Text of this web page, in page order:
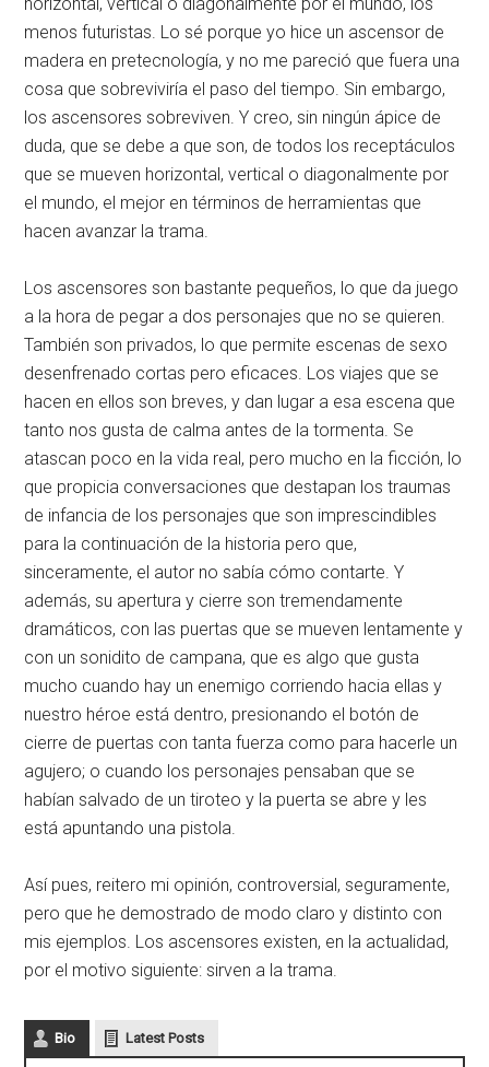
menos futuristas. Lo sé porque yo hice un ascensor de
madera en pretecnología, y no me pareció que fuera una
cosa que sobreviviría el paso del tiempo. Sin embargo,
los ascensores sobreviven. Y creo, sin ningún ápice de
duda, que se debe a que son, de todos los receptáculos
que se mueven horizontal, vertical o diagonalmente por
el mundo, el mejor en términos de herramientas que
hacen avanzar la trama.
Los ascensores son bastante pequeños, lo que da juego
a la hora de pegar a dos personajes que no se quieren.
También son privados, lo que permite escenas de sexo
desenfrenado cortas pero eficaces. Los viajes que se
hacen en ellos son breves, y dan lugar a esa escena que
tanto nos gusta de calma antes de la tormenta. Se
atascan poco en la vida real, pero mucho en la ficción, lo
que propicia conversaciones que destapan los traumas
de infancia de los personajes que son imprescindibles
para la continuación de la historia pero que,
sinceramente, el autor no sabía cómo contarte. Y
además, su apertura y cierre son tremendamente
dramáticos, con las puertas que se mueven lentamente y
con un sonidito de campana, que es algo que gusta
mucho cuando hay un enemigo corriendo hacia ellas y
nuestro héroe está dentro, presionando el botón de
cierre de puertas con tanta fuerza como para hacerle un
agujero; o cuando los personajes pensaban que se
habían salvado de un tiroteo y la puerta se abre y les
está apuntando una pistola.
Así pues, reitero mi opinión, controversial, seguramente,
pero que he demostrado de modo claro y distinto con
mis ejemplos. Los ascensores existen, en la actualidad,
por el motivo siguiente: sirven a la trama.
Bio Latest Posts